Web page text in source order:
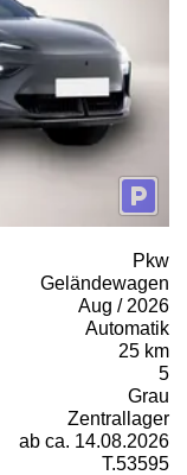
Pkw
Geländewagen
Aug / 2026
Automatik
25 km
5
Grau
Zentrallager
ab ca. 14.08.2026
T.53595